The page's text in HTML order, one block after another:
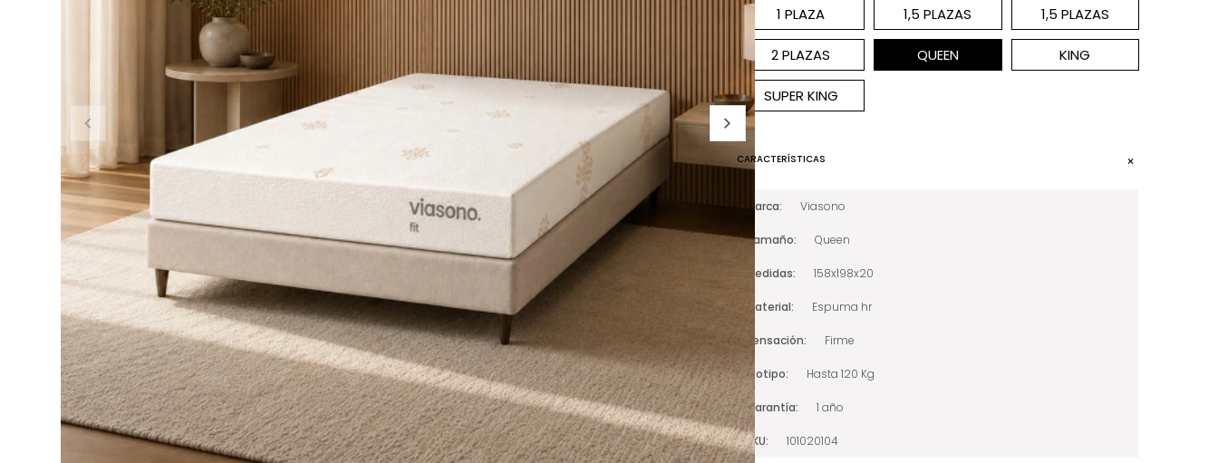
1 PLAZA 1,5 PLAZAS 1,5 PLAZAS
2 PLAZAS QUEEN KING
SUPER KING
CARACTERÍSTICAS
Marca Viasono
Tamaño Queen
Medidas 158x198x20
Material Espuma hr
Sensación Firme
Biotipo Hasta 120 Kg
Garantía 1 año
SKU 101020104